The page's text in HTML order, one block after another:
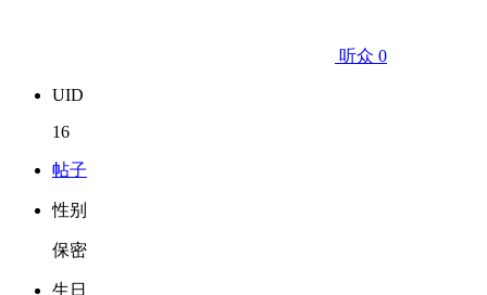
听众 0
UID
16
帖子
性别
保密
生日